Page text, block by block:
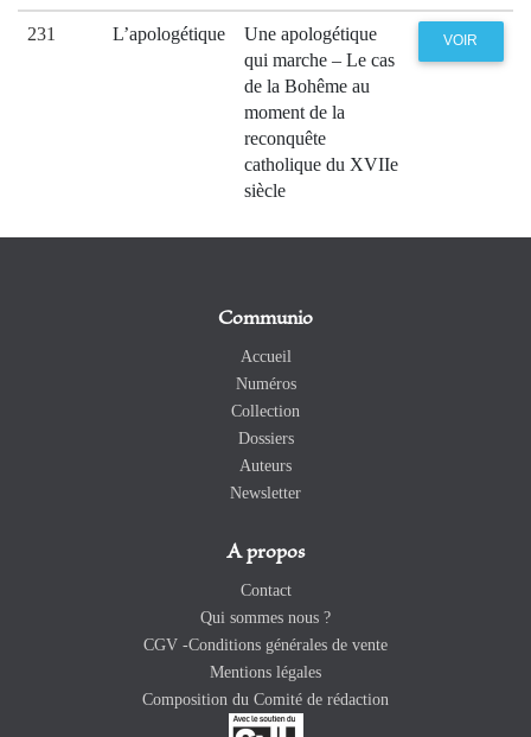
231 L’apologétique
Une apologétique
qui marche – Le cas
de la Bohême au
moment de la
reconquête
catholique du XVIIe
siècle
VOIR
Communio
Accueil
Numéros
Collection
Dossiers
Auteurs
Newsletter
A propos
Contact
Qui sommes nous ?
CGV -Conditions générales de vente
Mentions légales
Composition du Comité de rédaction